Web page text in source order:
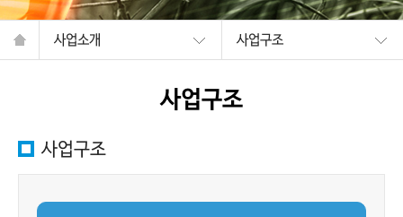
사업소개 사업구조
사업구조
사업구조